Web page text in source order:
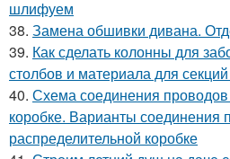
шлифуем
38. Замена обшивки дивана.
39. Как сделать колонны для
столбов и материала для
40. Схема соединения
коробке. Варианты соединения
распределительной коробке